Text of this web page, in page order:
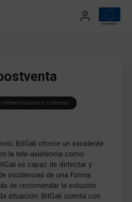
infraestruturas e sistemas
BitGali ofrece un excelente
la tele-asistencia como
es capaz de detectar y
incidencias de una forma
de recomendar la solución
situación. BitGali cuenta con